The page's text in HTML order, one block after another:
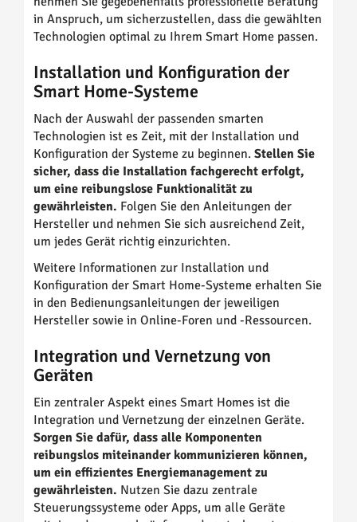
in Anspruch, um sicherzustellen, dass die gewählten
Technologien optimal zu Ihrem Smart Home passen.
Installation und Konfiguration der
Smart Home-Systeme
Nach der Auswahl der passenden smarten
Technologien ist es Zeit, mit der Installation und
Konfiguration der Systeme zu beginnen. Stellen Sie
sicher, dass die Installation fachgerecht erfolgt,
um eine reibungslose Funktionalität zu
gewährleisten. Folgen Sie den Anleitungen der
Hersteller und nehmen Sie sich ausreichend Zeit,
um jedes Gerät richtig einzurichten.
Weitere Informationen zur Installation und
Konfiguration der Smart Home-Systeme erhalten Sie
in den Bedienungsanleitungen der jeweiligen
Hersteller sowie in Online-Foren und -Ressourcen.
Integration und Vernetzung von
Geräten
Ein zentraler Aspekt eines Smart Homes ist die
Integration und Vernetzung der einzelnen Geräte.
Sorgen Sie dafür, dass alle Komponenten
reibungslos miteinander kommunizieren können,
um ein effizientes Energiemanagement zu
gewährleisten. Nutzen Sie dazu zentrale
Steuerungssysteme oder Apps, um alle Geräte